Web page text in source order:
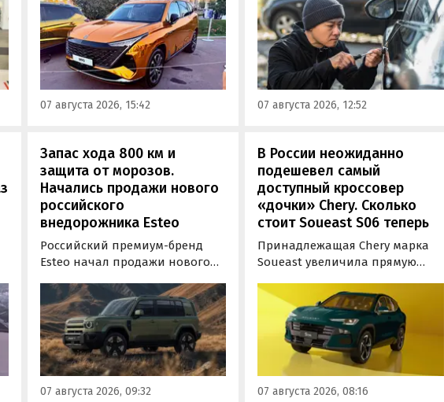
которые сейчас растет. На днях
на автомобильном фестивале
«ПроДвижение» на ВДНХ в
Москве в числе прочих
моделей «Москвича» был
представлен семиместный
кроссовер М90.
07 августа 2026, 15:42
могут доставить
злоумышленникам больше
всего сложностей. Из китайских
машин таковыми сегодня
являются модели Li и BYD,
сообщил в эфире радио РБК
учредитель федерального
07 августа 2026, 12:52
Запас хода 800 км и
защита от морозов.
Начались продажи нового
российского
внедорожника Esteo
Российский премиум-бренд
Esteo начал продажи нового
Модель, оснащенная силовой
установкой последовательного
типа, уже доступна для
покупки в официальных
дилерских центрах Esteo и
через цифровые сервисы
бренда, сообщили
07 августа 2026, 09:32
В России неожиданно
подешевел самый
доступный кроссовер
«дочки» Chery. Сколько
стоит Soueast S06 теперь
Принадлежащая Chery марка
Soueast увеличила прямую
доступный кроссовер S06 в
России на 100 тыс. рублей.
Теперь при его покупке можно
сэкономить рекордные 250 тыс.
рублей, узнали «Автоновости
дня» в ходе мониторинга
прайс-листов марки.
07 августа 2026, 08:16